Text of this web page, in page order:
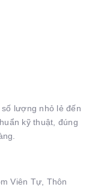
lượng nhỏ lẻ đến
kỹ thuật, đúng
Viên Tự, Thôn